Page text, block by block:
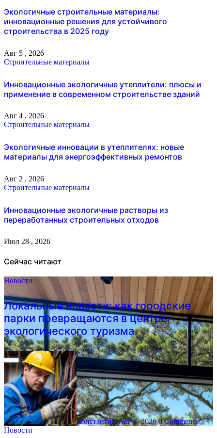
Экологичные строительные материалы:
инновационные решения для устойчивого
строительства в 2025 году
Авг 5 , 2026
Строительные материалы
Инновационные экологичные утеплители: плюсы и
применение в современном строительстве зданий
Авг 4 , 2026
Строительные материалы
Экологичные инновации в утеплителях: новые
материалы для энергоэффективных ремонтов
Авг 2 , 2026
Строительные материалы
Инновационные экологичные растворы из
переработанных строительных отходов
Июл 28 , 2026
Сейчас читают
Новости
Локальные новости: как городские
парки превращаются в центры
экологического туризма
КонстантинАвг 4, 2026 0 Comments
Новости